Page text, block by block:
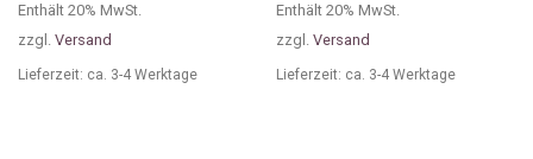
Enthält 20% MwSt.
zzgl. Versand
Lieferzeit: ca. 3-4 Werktage
Enthält 20% MwSt.
zzgl. Versand
Lieferzeit: ca. 3-4 Werktage